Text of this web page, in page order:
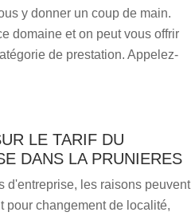
y donner un coup de main.
domaine et on peut vous offrir
de prestation. Appelez-
LE TARIF DU
DANS LA PRUNIERES
d'entreprise, les raisons peuvent
pour changement de localité,